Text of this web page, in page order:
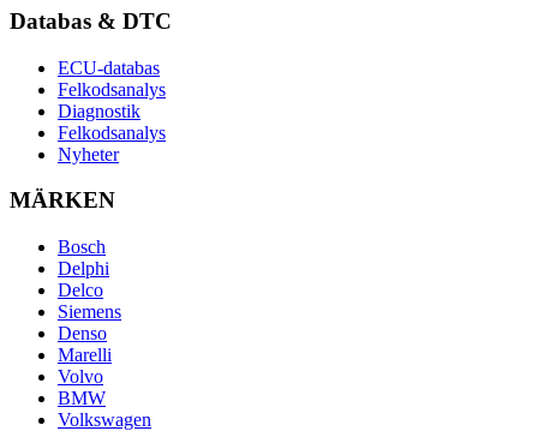
Databas & DTC
ECU-databas
Felkodsanalys
Diagnostik
Felkodsanalys
Nyheter
MÄRKEN
Bosch
Delphi
Delco
Siemens
Denso
Marelli
Volvo
BMW
Volkswagen